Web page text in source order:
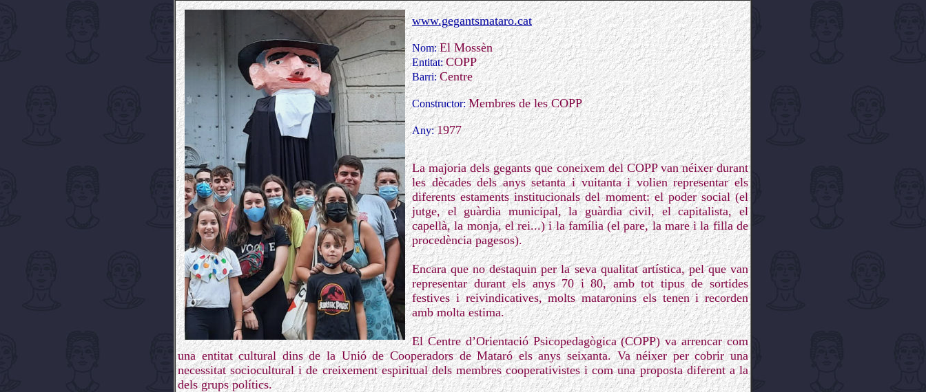
www.gegantsmataro.cat
Nom:El Mossèn
Entitat:COPP
Barri:Centre
Constructor:Membres de les COPP
Any:1977
La majoria dels gegants que coneixem del COPP van néixer durant
les dècades dels anys setanta i vuitanta i volien representar els
diferents estaments institucionals del moment: el poder social (el
jutge, el guàrdia municipal, la guàrdia civil, el capitalista, el
capellà, la monja, el rei...) i la família (el pare, la mare i la filla de
procedència pagesos).
Encara que no destaquin per la seva qualitat artística, pel que van
representar durant els anys 70 i 80, amb tot tipus de sortides
festives i reivindicatives, molts mataronins els tenen i recorden
amb molta estima.
El Centre d’Orientació Psicopedagògica (COPP) va arrencar com
una entitat cultural dins de la Unió de Cooperadors de Mataró els anys seixanta. Va néixer per cobrir una
necessitat sociocultural i de creixement espiritual dels membres cooperativistes i com una proposta diferent a la
dels grups polítics.